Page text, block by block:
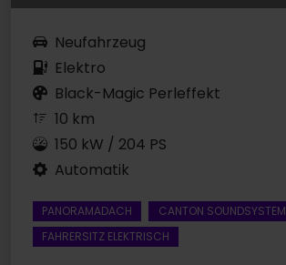
Neufahrzeug
Elektro
Black-Magic Perleffekt
10 km
150 kW / 204 PS
Automatik
PANORAMADACH
CANTON SOUNDSYSTEM
FAHRERSITZ ELEKTRISCH